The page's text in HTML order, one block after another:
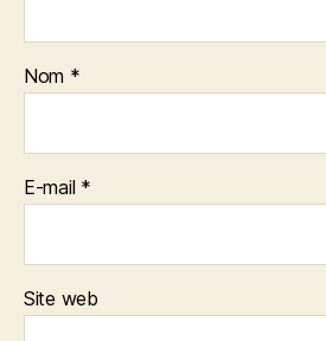
Nom *
E-mail *
Site web